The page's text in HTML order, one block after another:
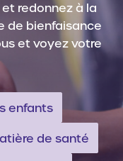
redonnez à la
de bienfaisance
et voyez votre
enfants
de santé